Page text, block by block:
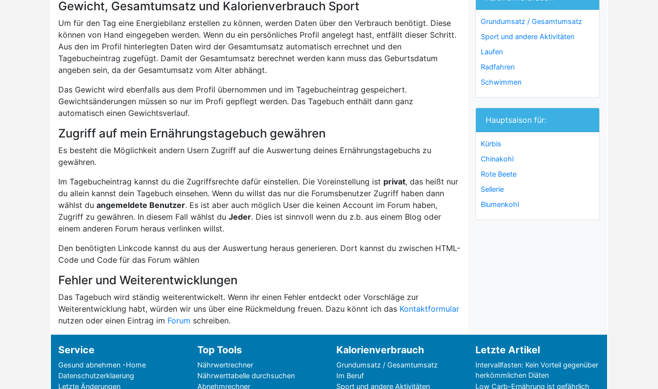
Gewicht, Gesamtumsatz und Kalorienverbrauch Sport
Um für den Tag eine Energiebilanz erstellen zu können, werden Daten über den Verbrauch benötigt. Diese
können von Hand eingegeben werden. Wenn du ein persönliches Profil angelegt hast, entfällt dieser Schritt.
Aus den im Profil hinterlegten Daten wird der Gesamtumsatz automatisch errechnet und den
Tagebucheintrag zugefügt. Damit der Gesamtumsatz berechnet werden kann muss das Geburtsdatum
angeben sein, da der Gesamtumsatz vom Alter abhängt.
Das Gewicht wird ebenfalls aus dem Profil übernommen und im Tagebucheintrag gespeichert.
Gewichtsänderungen müssen so nur im Profi gepflegt werden. Das Tagebuch enthält dann ganz
automatisch einen Gewichtsverlauf.
Zugriff auf mein Ernährungstagebuch gewähren
Es besteht die Möglichkeit andern Usern Zugriff auf die Auswertung deines Ernährungstagebuchs zu
gewähren.
Im Tagebucheintrag kannst du die Zugriffsrechte dafür einstellen. Die Voreinstellung ist privat, das heißt nur
du allein kannst dein Tagebuch einsehen. Wenn du willst das nur die Forumsbenutzer Zugriff haben dann
wählst du angemeldete Benutzer. Es ist aber auch möglich User die keinen Account im Forum haben,
Zugriff zu gewähren. In diesem Fall wählst du Jeder. Dies ist sinnvoll wenn du z.b. aus einem Blog oder
einem anderen Forum heraus verlinken willst.
Den benötigten Linkcode kannst du aus der Auswertung heraus generieren. Dort kannst du zwischen HTML-
Code und Code für das Forum wählen
Fehler und Weiterentwicklungen
Das Tagebuch wird ständig weiterentwickelt. Wenn ihr einen Fehler entdeckt oder Vorschläge zur
Weiterentwicklung habt, würden wir uns über eine Rückmeldung freuen. Dazu könnt ich das Kontaktformular
nutzen oder einen Eintrag im Forum schreiben.
Grundumsatz / Gesamtumsatz
Sport und andere Aktivitäten
Laufen
Radfahren
Schwimmen
Hauptsaison für:
Kürbis
Chinakohl
Rote Beete
Sellerie
Blumenkohl
Service
Gesund abnehmen -Home
Datenschutzerklaerung
Letzte Änderungen
Top Tools
Nährwertrechner
Nährwerttabelle durchsuchen
Abnehmrechner
Kalorienverbrauch
Grundumsatz / Gesamtumsatz
Im Beruf
Sport und andere Aktivitäten
Letzte Artikel
Intervallfasten: Kein Vorteil gegenüber
herkömmlichen Diäten
Low Carb-Ernährung ist gefährlich